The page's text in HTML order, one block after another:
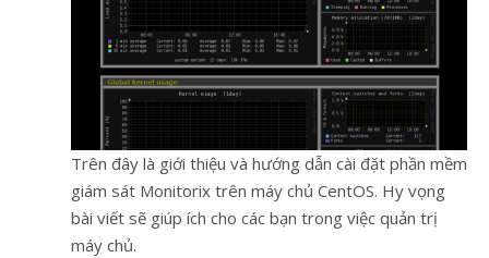
Trên đây là giới thiệu và hướng dẫn cài đặt phần mềm
giám sát Monitorix trên máy chủ CentOS. Hy vọng
bài viết sẽ giúp ích cho các bạn trong việc quản trị
máy chủ.